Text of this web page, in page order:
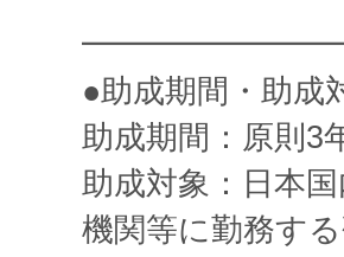
●助成期間・助成
助成期間：原則3
助成対象：日本
機関等に勤務す